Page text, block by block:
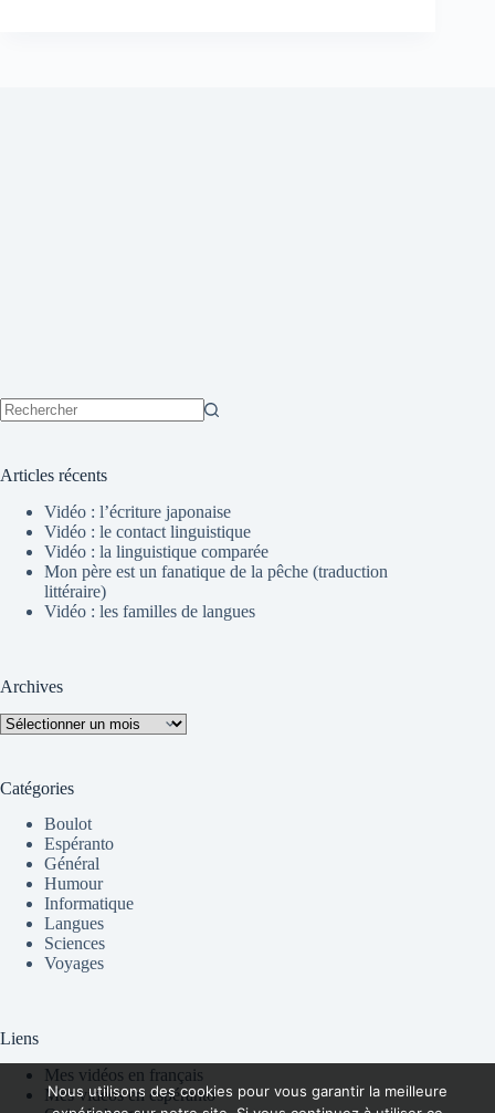
Articles récents
Vidéo : l’écriture japonaise
Vidéo : le contact linguistique
Vidéo : la linguistique comparée
Mon père est un fanatique de la pêche (traduction
littéraire)
Vidéo : les familles de langues
Archives
Archives
Catégories
Boulot
Espéranto
Général
Humour
Informatique
Langues
Sciences
Voyages
Liens
Mes vidéos en français
Mes vidéos en espéranto
Nous utilisons des cookies pour vous garantir la meilleure